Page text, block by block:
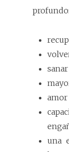
profundo:
amor
una